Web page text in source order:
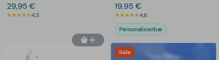
29,95 €
4,3
19,95 €
4,6
Personalisierbar
Sale